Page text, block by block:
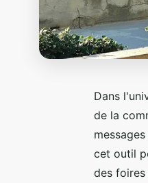
Dans
de la
cet outil
des foires